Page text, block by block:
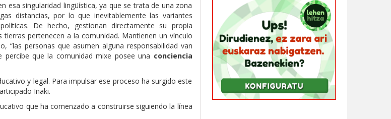
esa singularidad lingüística, ya que se trata de una zona
distancias, por lo que inevitablemente las variantes
De hecho, gestionan directamente su propia
pertenecen a la comunidad. Mantienen un vínculo
“las personas que asumen alguna responsabilidad van
que la comunidad mixe posee una conciencia
y legal. Para impulsar ese proceso ha surgido este
Iñaki.
que ha comenzado a construirse siguiendo la línea